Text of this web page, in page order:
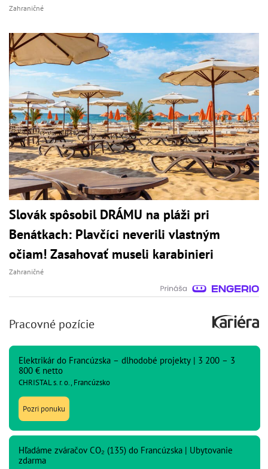
Zahraničné
Slovák spôsobil DRÁMU na pláži pri
Benátkach: Plavčíci neverili vlastným
očiam! Zasahovať museli karabinieri
Zahraničné
Pracovné pozície
Elektrikár do Francúzska – dlhodobé projekty | 3 200 – 3
800 € netto
CHRISTAL s. r. o., Francúzsko
Pozri ponuku
Hľadáme zváračov CO₂ (135) do Francúzska | Ubytovanie
zdarma